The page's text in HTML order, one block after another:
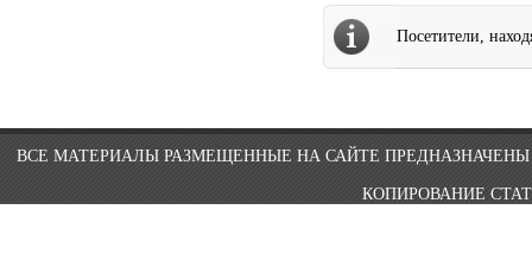
Посетители,
ВСЕ МАТЕРИАЛЫ РАЗМЕЩЕННЫЕ НА САЙТЕ
КОПИРОВАНИЕ